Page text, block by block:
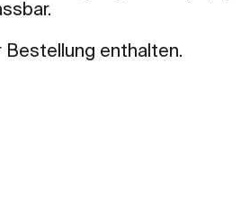
Bestellung enthalten.